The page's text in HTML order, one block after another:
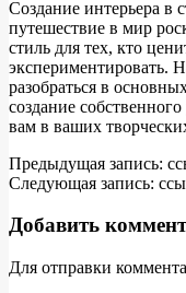
Создание интерьера в
путешествие в мир
стиль для тех, кто
экспериментировать.
разобраться в
создание
вам в ваших
2024-
07-
Предыдущая запись:
Следующая запись:
Добавить
Для отправки